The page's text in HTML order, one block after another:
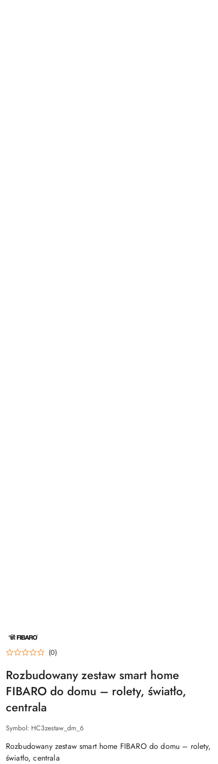
NAZWA
PRODUCENTA:
FIBARO
(0)
Rozbudowany zestaw smart home
FIBARO do domu – rolety, światło,
centrala
Symbol: HC3zestaw_dm_6
Rozbudowany zestaw smart home FIBARO do domu – rolety,
światło, centrala